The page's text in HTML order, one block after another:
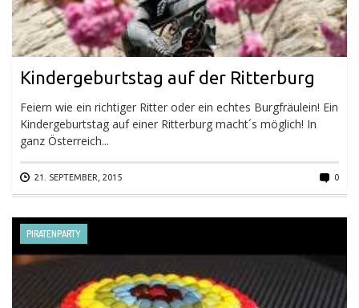
Kindergeburtstag auf der Ritterburg
Feiern wie ein richtiger Ritter oder ein echtes Burgfräulein! Ein
Kindergeburtstag auf einer Ritterburg macht´s möglich! In
ganz Österreich...
21. SEPTEMBER, 2015 0
PIRATENPARTY